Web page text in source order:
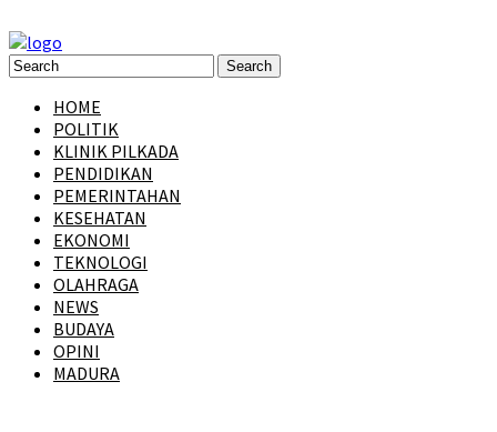
HOME
POLITIK
KLINIK PILKADA
PENDIDIKAN
PEMERINTAHAN
KESEHATAN
EKONOMI
TEKNOLOGI
OLAHRAGA
NEWS
BUDAYA
OPINI
MADURA